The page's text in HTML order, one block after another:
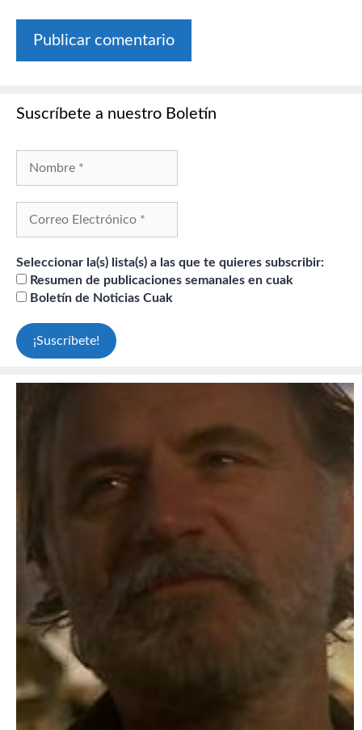
Suscríbete a nuestro Boletín
Seleccionar la(s) lista(s) a las que te quieres subscribir:
Resumen de publicaciones semanales en cuak
Boletín de Noticias Cuak